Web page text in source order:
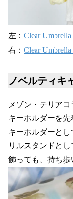
左： Clear
右： Clear
ノベルティキ
メゾン・テリア
キーホルダーを先
キーホルダーと
リルスタンドとし
飾っても、持ち歩